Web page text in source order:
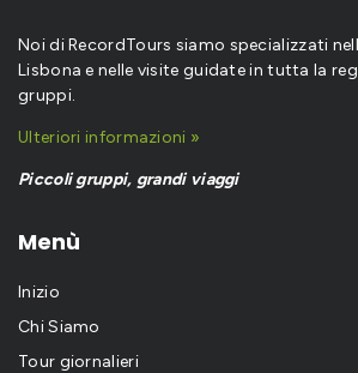
Noi di RecordTours siamo specializzati
Lisbona e nelle visite guidate in tutta la
gruppi.
Ulteriori informazioni »
Piccoli gruppi, grandi viaggi
Menù
Inizio
Chi Siamo
Tour giornalieri